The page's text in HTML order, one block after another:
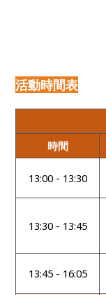
活動時間表
時間
13:00 - 13:30
13:30 - 13:45
13:45 - 16:05